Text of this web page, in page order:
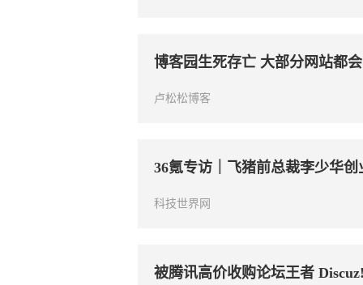
博客园生死存亡 大部分网站都
卢松松博客
36氪专访｜飞猪前总裁李少华
科技世界网
被腾讯高价收购论坛王者